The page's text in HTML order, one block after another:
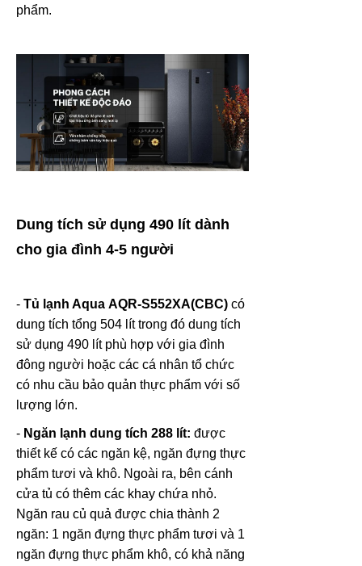
phẩm.
Dung tích sử dụng 490 lít dành
cho gia đình 4-5 người
- Tủ lạnh Aqua AQR-S552XA(CBC) có
dung tích tổng 504 lít trong đó dung tích
sử dụng 490 lít phù hợp với gia đình
đông người hoặc các cá nhân tổ chức
có nhu cầu bảo quản thực phẩm với số
lượng lớn.
- Ngăn lạnh dung tích 288 lít: được
thiết kế có các ngăn kệ, ngăn đựng thực
phẩm tươi và khô. Ngoài ra, bên cánh
cửa tủ có thêm các khay chứa nhỏ.
Ngăn rau củ quả được chia thành 2
ngăn: 1 ngăn đựng thực phẩm tươi và 1
ngăn đựng thực phẩm khô, có khả năng